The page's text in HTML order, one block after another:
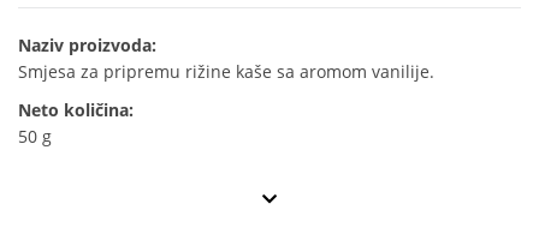
Naziv proizvoda:
Smjesa za pripremu rižine kaše sa aromom vanilije.
Neto količina:
50 g